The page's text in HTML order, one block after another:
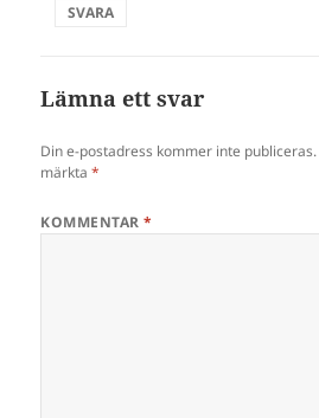
SVARA
Lämna ett svar
Din e-postadress kommer inte publiceras.
märkta*
KOMMENTAR*